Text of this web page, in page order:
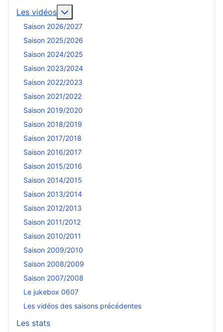
Les vidéos
Saison 2026/2027
Saison 2025/2026
Saison 2024/2025
Saison 2023/2024
Saison 2022/2023
Saison 2021/2022
Saison 2019/2020
Saison 2018/2019
Saison 2017/2018
Saison 2016/2017
Saison 2015/2016
Saison 2014/2015
Saison 2013/2014
Saison 2012/2013
Saison 2011/2012
Saison 2010/2011
Saison 2009/2010
Saison 2008/2009
Saison 2007/2008
Le jukebox 0607
Les vidéos des saisons précédentes
Les stats